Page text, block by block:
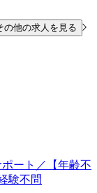
の他の求人を見る
ート／【年齢不
験不問